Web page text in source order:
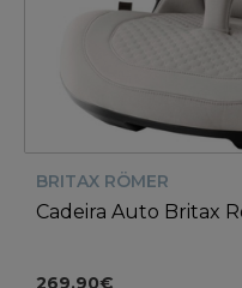
BRITAX RÖMER
Cadeira Auto Britax
269.90€